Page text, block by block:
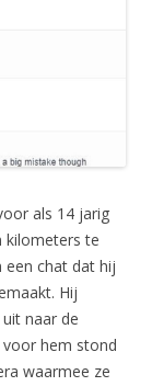
als 14 jarig
kilometers te
chat dat hij
Hij
naar de
hem stond
waarmee ze